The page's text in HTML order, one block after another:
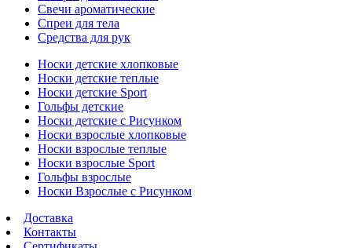
Свечи ароматические
Спреи для тела
Средства для рук
Носки детские хлопковые
Носки детские теплые
Носки детские Sport
Гольфы детские
Носки детские с Рисунком
Носки взрослые хлопковые
Носки взрослые теплые
Носки взрослые Sport
Гольфы взрослые
Носки Взрослые с Рисунком
Доставка
Контакты